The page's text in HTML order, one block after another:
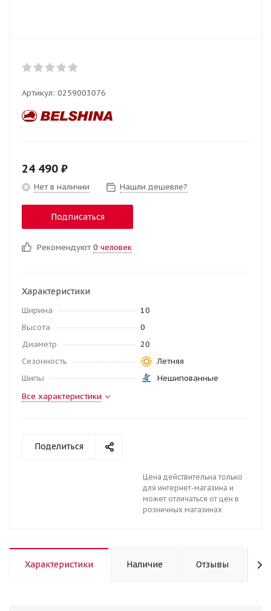
Артикул: 0259003076
24 490 ₽
Нет в наличии Нашли дешевле?
Подписаться
Рекомендуют 0 человек
Характеристики
Ширина
10
Высота
0
Диаметр
20
Сезонность
Летняя
Шипы
Нешипованные
Все характеристики
Поделиться
Цена действительна только
для интернет-магазина и
может отличаться от цен в
розничных магазинах
Характеристики Наличие Отзывы